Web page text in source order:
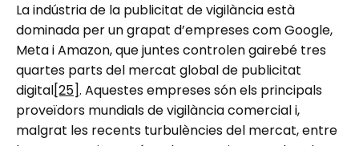
La indústria de la publicitat de vigilància està
dominada per un grapat d’empreses com Google,
Meta i Amazon, que juntes controlen gairebé tres
quartes parts del mercat global de publicitat
digital[25]. Aquestes empreses són els principals
proveïdors mundials de vigilància comercial i,
malgrat les recents turbulències del mercat, entre